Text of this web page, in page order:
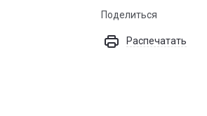
Поделиться
Распечатать